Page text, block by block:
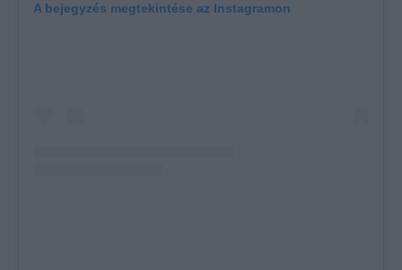
A bejegyzés megtekintése az Instagramon